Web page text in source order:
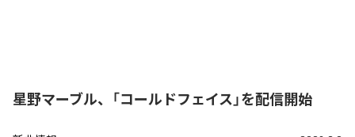
星野マーブル、「コールドフェイス」を配信開始